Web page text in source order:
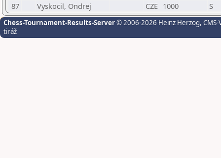
87
Vyskocil, Ondrej CZE 1000 S
Chess-Tournament-Results-Server© 2006-2026 Heinz Herzog,
tiráž